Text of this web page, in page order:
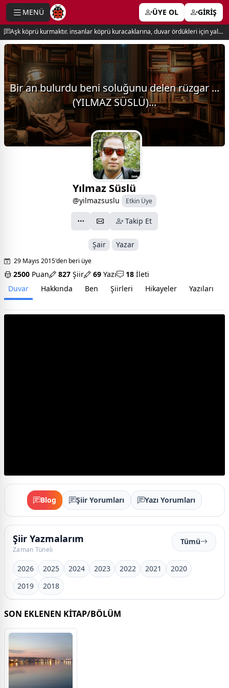
MENÜ ÜYE OL GİRİŞ
Aşk köprü kurmaktır. insanlar köprü kuracaklarına, duvar ördükleri için yalnız kalırlar. newton
Bir an bulurdu beni soluğunu delen rüzgar ...
(YILMAZ SÜSLÜ)...
Yılmaz Süslü
@yilmazsuslu Etkin Üye
Takip Et
Şair Yazar
29 Mayıs 2015'den beri üye
2500 Puan 827 Şiir 69 Yazı 18 İleti
Duvar
Hakkında Ben Şiirleri Hikayeler Yazıları
Blog Şiir Yorumları Yazı Yorumları
Şiir Yazmalarım
Zaman Tüneli
Tümü
2026 2025 2024 2023 2022 2021
2020
2019
2018
SON EKLENEN KİTAP/BÖLÜM
menu